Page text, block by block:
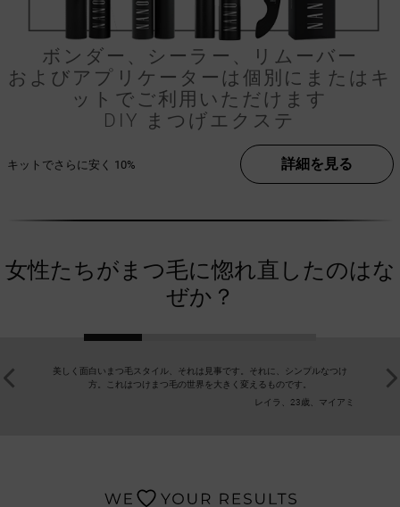
ボンダー、シーラー、リムーバー
およびアプリケーターは個別にまたはキ
ットでご利用いただけます
DIY まつげエクステ
キットでさらに安く 10% 詳細を見る
女性たちがまつ毛に惚れ直したのはな
ぜか？
美しく面白いまつ毛スタイル、それは見事です。それに、シンプルなつけ
方。これはつけまつ毛の世界を大きく変えるものです。
レイラ、23歳、マイアミ
素晴らし
ディバ